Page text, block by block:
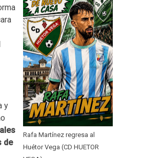
Rafa Martínez regresa al
Huétor Vega (CD HUETOR
y
de